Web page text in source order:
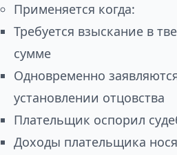
Применяется когда:
Требуется взыскание в
сумме
Одновременно
установлении отцовства
Плательщик оспорил
Доходы плательщика